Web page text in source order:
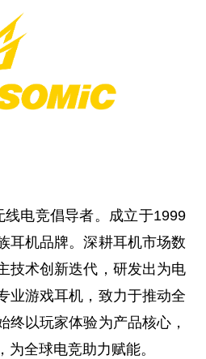
线电竞倡导者。成立于1999
耳机品牌。深耕耳机市场数
技术创新迭代，研发出为电
业游戏耳机，致力于推动全
终以玩家体验为产品核心，
为全球电竞助力赋能。